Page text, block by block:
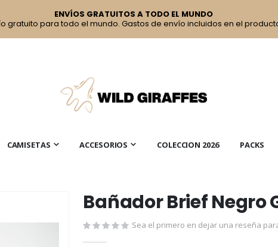
ENVÍOS GRATUITOS A TODO EL MUNDO
gratuito para todo el mundo. Gastos de envío incluidos en el
CAMISETAS ACCESORIOS COLECCION 2026 PACKS
Bañador Brief Negro
Sea el primero en dejar una reseña